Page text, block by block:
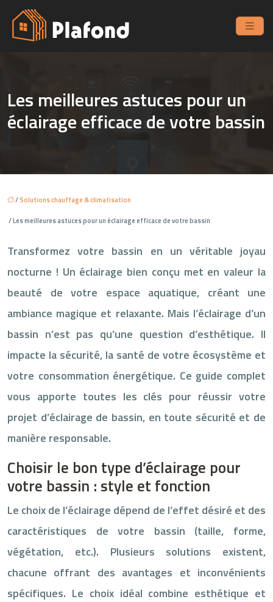
Les meilleures astuces pour un
éclairage efficace de votre bassin
/Solutions chauffage & climatisation
/ Les meilleures astuces pour un éclairage efficace de votre bassin
Transformez votre bassin en un véritable joyau
nocturne ! Un éclairage bien conçu met en valeur la
beauté de votre espace aquatique, créant une
ambiance magique et relaxante. Mais l’éclairage d’un
bassin n’est pas qu’une question d’esthétique. Il
impacte la sécurité, la santé de votre écosystème et
votre consommation énergétique. Ce guide complet
vous apporte toutes les clés pour réussir votre
projet d’éclairage de bassin, en toute sécurité et de
manière responsable.
Choisir le bon type d’éclairage pour
votre bassin : style et fonction
Le choix de l’éclairage dépend de l’effet désiré et des
caractéristiques de votre bassin (taille, forme,
végétation, etc.). Plusieurs solutions existent,
chacune offrant des avantages et inconvénients
spécifiques. Le choix idéal combine esthétique et